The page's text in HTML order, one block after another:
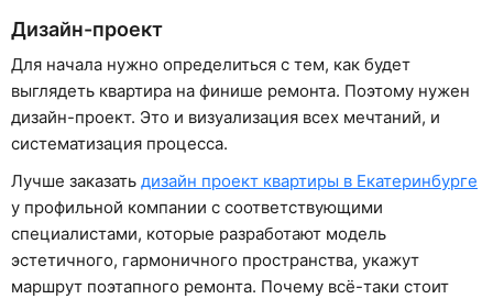
Дизайн-проект
Для начала нужно определиться с тем, как будет
выглядеть квартира на финише ремонта. Поэтому нужен
дизайн-проект. Это и визуализация всех мечтаний, и
систематизация процесса.
Лучше заказать дизайн проект квартиры в Екатеринбурге
у профильной компании с соответствующими
специалистами, которые разработают модель
эстетичного, гармоничного пространства, укажут
маршрут поэтапного ремонта. Почему всё-таки стоит